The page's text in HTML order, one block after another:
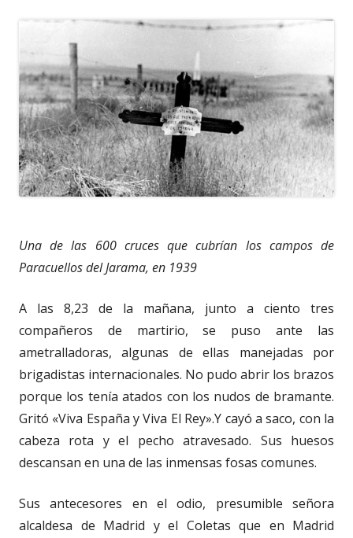
Una de las 600 cruces que cubrían los campos de
Paracuellos del Jarama, en 1939
A las 8,23 de la mañana, junto a ciento tres
compañeros de martirio, se puso ante las
ametralladoras, algunas de ellas manejadas por
brigadistas internacionales. No pudo abrir los brazos
porque los tenía atados con los nudos de bramante.
Gritó «Viva España y Viva El Rey».Y cayó a saco, con la
cabeza rota y el pecho atravesado. Sus huesos
descansan en una de las inmensas fosas comunes.
Sus antecesores en el odio, presumible señora
alcaldesa de Madrid y el Coletas que en Madrid